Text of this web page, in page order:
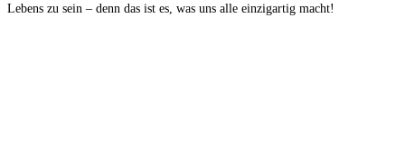
Lebens⁣ zu sein ‍– ‌denn das ist es, was‌ uns alle einzigartig⁤ macht!